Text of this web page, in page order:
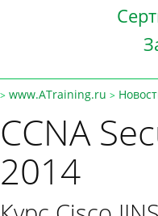
> www.ATraining.ru >
CCNA
2014